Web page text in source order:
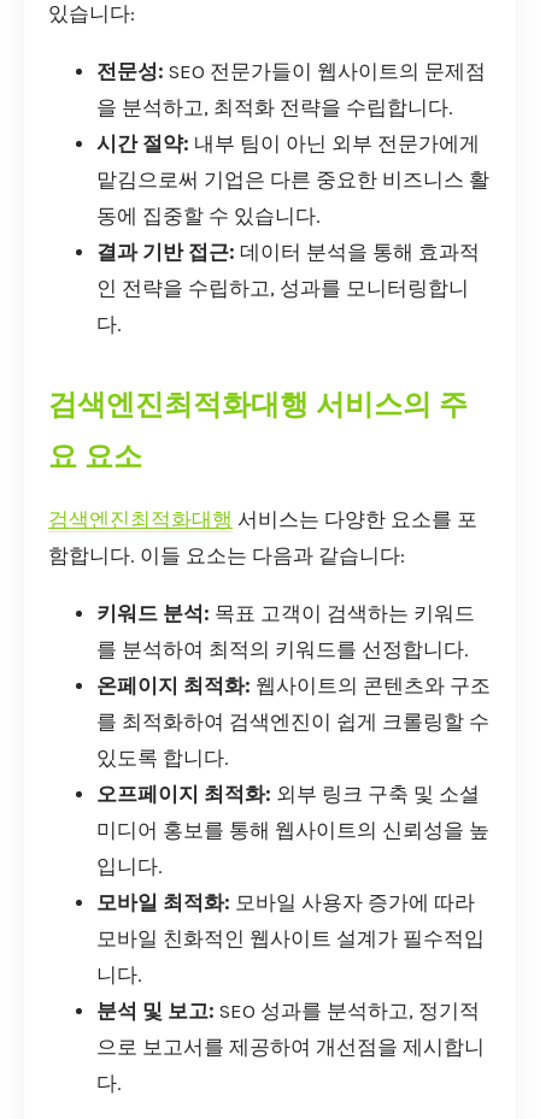
있습니다:
전문성: SEO 전문가들이 웹사이트의 문제점
을 분석하고, 최적화 전략을 수립합니다.
시간 절약: 내부 팀이 아닌 외부 전문가에게
맡김으로써 기업은 다른 중요한 비즈니스 활
동에 집중할 수 있습니다.
결과 기반 접근: 데이터 분석을 통해 효과적
인 전략을 수립하고, 성과를 모니터링합니
다.
검색엔진최적화대행 서비스의 주
요 요소
검색엔진최적화대행 서비스는 다양한 요소를 포
함합니다. 이들 요소는 다음과 같습니다:
키워드 분석: 목표 고객이 검색하는 키워드
를 분석하여 최적의 키워드를 선정합니다.
온페이지 최적화: 웹사이트의 콘텐츠와 구조
를 최적화하여 검색엔진이 쉽게 크롤링할 수
있도록 합니다.
오프페이지 최적화: 외부 링크 구축 및 소셜
미디어 홍보를 통해 웹사이트의 신뢰성을 높
입니다.
모바일 최적화: 모바일 사용자 증가에 따라
모바일 친화적인 웹사이트 설계가 필수적입
니다.
분석 및 보고: SEO 성과를 분석하고, 정기적
으로 보고서를 제공하여 개선점을 제시합니
다.